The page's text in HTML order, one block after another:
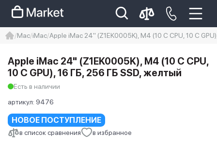
Iphone 14 pro max
айфон 14
Mac iMac Apple iMac 24" (Z1EK0005K), M4 (10 C CPU, 10 C
НОВОЕ ПОСТУПЛЕНИЕ
в список сравнения в избранное
Apple iMac 24" (Z1EK0005K), M4 (10 C CPU,
10 C GPU), 16 ГБ, 256 ГБ SSD, желтый
Есть в наличии
артикул: 9476